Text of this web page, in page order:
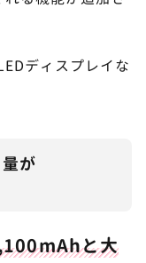
ディスプレイな
が
と大